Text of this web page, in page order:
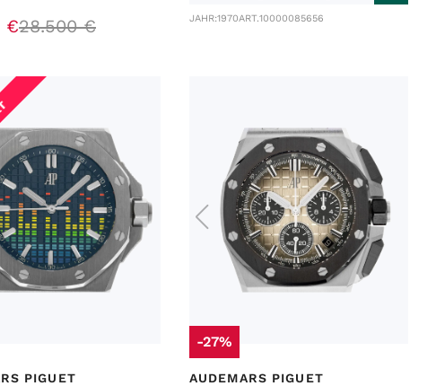
€28.500 € JAHR:1970ART.10000085656
PIGUET
-27%
AUDEMARS PIGUET